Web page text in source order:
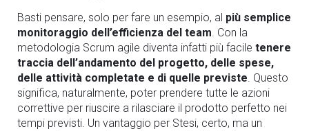
Basti pensare, solo per fare un esempio, al più semplice
monitoraggio dell’efficienza del team. Con la
metodologia Scrum agile diventa infatti più facile tenere
traccia dell’andamento del progetto, delle spese,
delle attività completate e di quelle previste. Questo
significa, naturalmente, poter prendere tutte le azioni
correttive per riuscire a rilasciare il prodotto perfetto nei
tempi previsti. Un vantaggio per Stesi, certo, ma un